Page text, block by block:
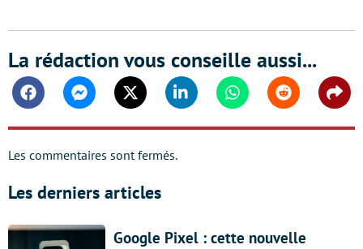
La rédaction vous conseille aussi...
FacebookMessengerTwitter Linkedin WhatsappReddit
Les commentaires sont fermés.
Les derniers articles
Google Pixel : cette nouvelle